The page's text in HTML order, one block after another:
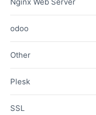
odoo
Other
Plesk
SSL